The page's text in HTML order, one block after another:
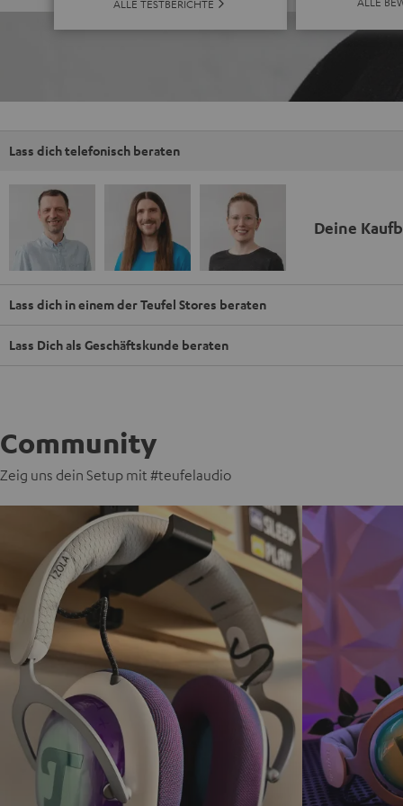
ALLE TESTBERICHTE
Lass dich telefonisch beraten
Deine
Lass dich in einem der Teufel Stores beraten
Lass Dich als Geschäftskunde beraten
Community
Zeig uns dein Setup mit #teufelaudio